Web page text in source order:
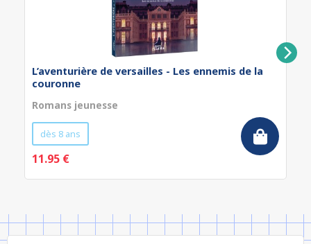
L’aventurière de versailles - Les ennemis de la
couronne
Romans jeunesse
dès 8 ans
11.95 €